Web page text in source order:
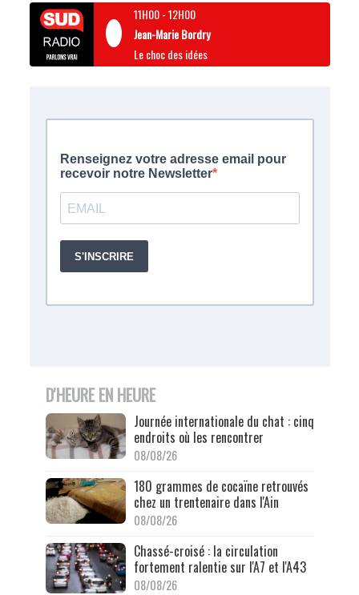
11H00-12H00
Jean-Marie Bordry
Le choc des idées
D'HEURE EN HEURE
Journée internationale du chat : cinq
endroits où les rencontrer
08/08/26
180 grammes de cocaïne retrouvés
chez un trentenaire dans l'Ain
08/08/26
Chassé-croisé : la circulation
fortement ralentie sur l'A7 et l'A43
08/08/26